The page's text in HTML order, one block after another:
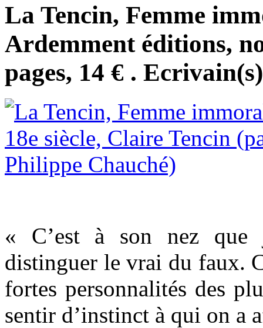
La Tencin, Femme
Ardemment éditions,
pages, 14 € .
« C’est à son nez que
distinguer le vrai du faux.
fortes personnalités des
sentir d’instinct à qui on a